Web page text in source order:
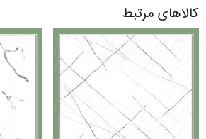
کالاهای مرتبط